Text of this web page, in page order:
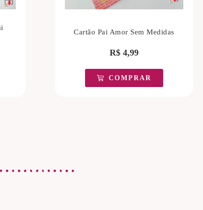
Cartão Pai Amor Sem Medidas
R$ 4,99
COMPRAR